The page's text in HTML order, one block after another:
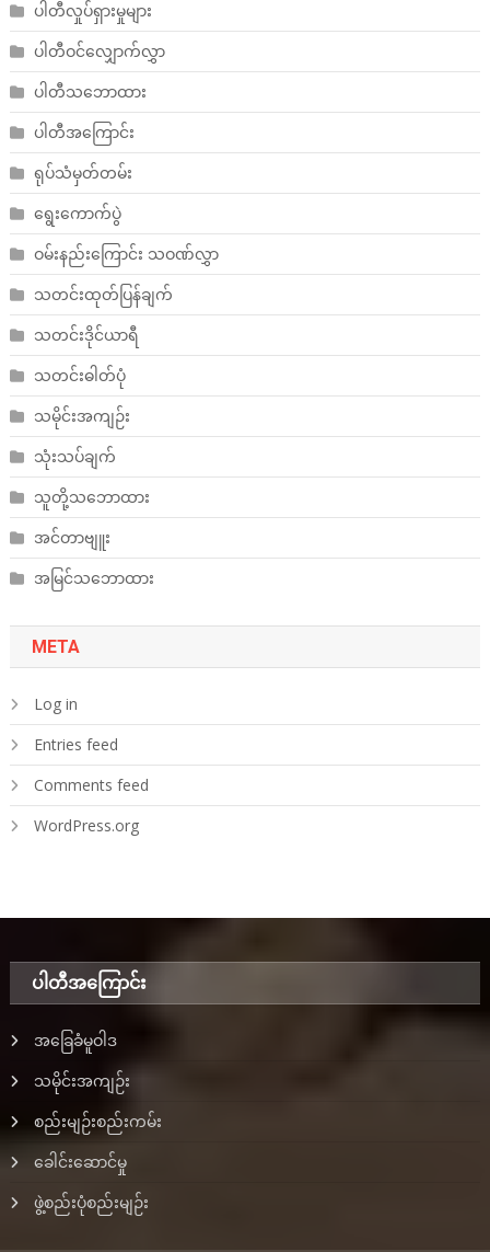
ပါတီလှုပ်ရှားမှုများ
ပါတီဝင်လျှောက်လွှာ
ပါတီသဘောထား
ပါတီအကြောင်း
ရုပ်သံမှတ်တမ်း
ရွေးကောက်ပွဲ
ဝမ်းနည်းကြောင်း သဝဏ်လွှာ
သတင်းထုတ်ပြန်ချက်
သတင်းဒိုင်ယာရီ
သတင်းဓါတ်ပုံ
သမိုင်းအကျဉ်း
သုံးသပ်ချက်
သူတို့သဘောထား
အင်တာဗျူး
အမြင်သဘောထား
META
Log in
Entries feed
Comments feed
WordPress.org
ပါတီအ‌ကြောင်း
အခြေခံမူဝါဒ
သမိုင်းအကျဉ်း
စည်းမျဉ်းစည်းကမ်း
ခေါင်းဆောင်မှု
ဖွဲ့စည်းပုံစည်းမျဉ်း